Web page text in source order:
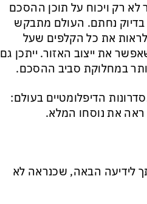
לא רק ויכוח על תוכן ההסכם
בדיוק נחתם. העולם מתבקש
לראות את כל הקלפים שעל
את ייצוב האזור. ייתכן גם
במחלוקת סביב ההסכם.
הדיפלומטיים בעולם:
ראה את נוסחו המלא.
תביא אותך לידיעה הבאה, שכנראה לא